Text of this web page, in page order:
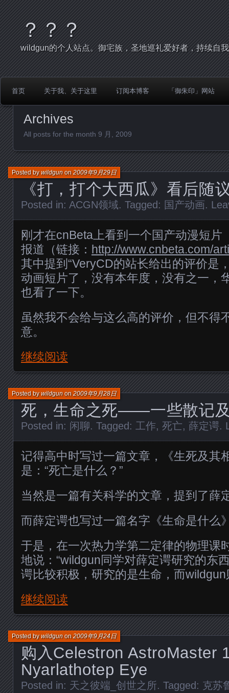
？？？
wildgun的个人站点。御宅族，圣地巡礼爱好者，持续自
首页 关于我、关于这里 订阅本博客 「御朱印」网站
Archives
All posts for the month 9 月, 2009
《打，打个大西瓜》看后随
Posted bywildgunon2009年9月29日
Posted in: ACGN领域. Tagged: 国产动画.
刚才在cnBeta上看到一个国产动漫短片
报道（链接： http://www.cnbeta.com/
其中提到“VeryCD的站长给出的评价是
动画短片了，没有本年度，没有之一，
也看了一下。
虽然我不会给与这么高的评价，但不得
意。
继续阅读
死，生命之死——一些散记
Posted bywildgunon2009年9月28日
Posted in: 闲聊. Tagged: 工作, 死亡, 薛定谔.
记得高中时写过一篇文章，《生死及其
是：“死亡是什么？”
当然是一篇有关科学的文章，提到了薛
而薛定谔也写过一篇名字《生命是什么
于是，在一次热力学第二定律的物理课
地说：“wildgun同学对薛定谔研究的东
谔比较积极，研究的是生命，而wildgun
继续阅读
购入Celestron AstroMaster
Nyarlathotep Eye
Posted bywildgunon2009年9月24日
Posted in: 天之彼端_创世之所. Tagged: 克苏